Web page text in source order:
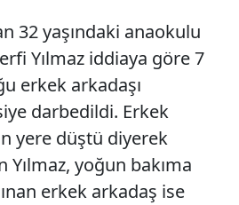
32 yaşındaki anaokulu
Yılmaz iddiaya göre 7
erkek arkadaşı
darbedildi. Erkek
yere düştü diyerek
yoğun bakıma
erkek arkadaş ise